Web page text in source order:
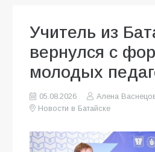
Учитель из
вернулся с
молодых
05.08.2026
Алена
Новости в Батайске